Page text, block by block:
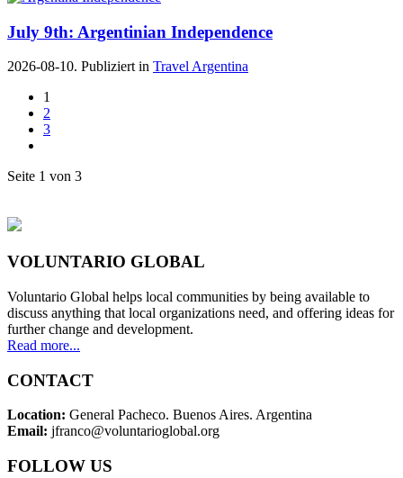
July 9th: Argentinian Independence
2026-08-10. Publiziert in Travel Argentina
1
2
3
Seite 1 von 3
VOLUNTARIO GLOBAL
Voluntario Global helps local communities by being available to
discuss anything that local organizations need, and offering ideas for
further change and development.
Read more...
CONTACT
Location: General Pacheco. Buenos Aires. Argentina
Email: jfranco@voluntarioglobal.org
FOLLOW US